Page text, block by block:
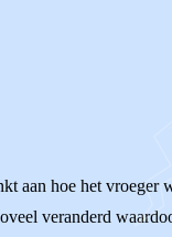
aan hoe het
veranderd